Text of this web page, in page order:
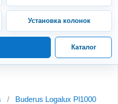
Установка колонок
Каталог
/
Buderus Logalux Pl1000